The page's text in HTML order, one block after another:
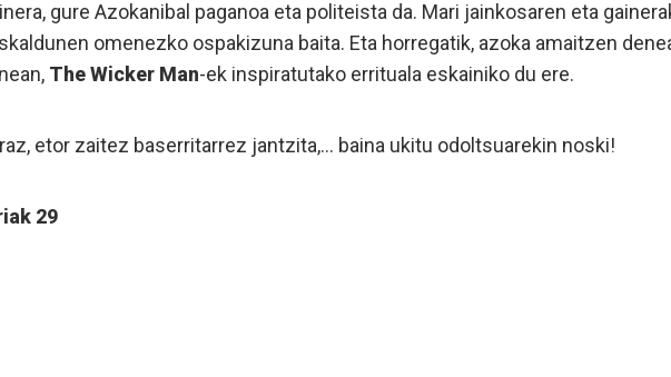
gure Azokanibal paganoa eta politeista da. Mari jainkosaren eta
omenezko ospakizuna baita. Eta horregatik, azoka amaitzen
The Wicker Man-ek inspiratutako errituala eskainiko du ere.
etor zaitez baserritarrez jantzita,... baina ukitu odoltsuarekin noski!
29